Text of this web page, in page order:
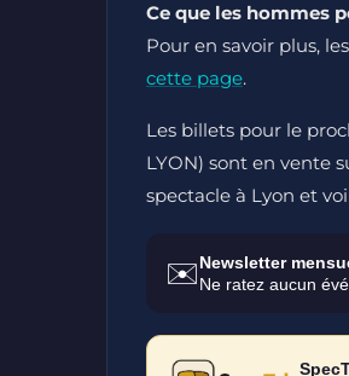
Ce que les hommes
Pour en savoir plus,
cette page.
Les billets pour le
LYON) sont en vente
spectacle à Lyon et
✉️Newsletter
Ne ratez aucun